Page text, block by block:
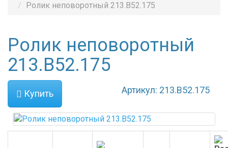
Ролик неповоротный 213.B52.175
Ролик неповоротный
213.B52.175
Купить Артикул: 213.B52.175